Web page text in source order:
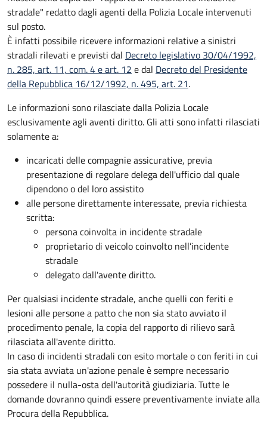
stradale" redatto dagli agenti della Polizia Locale intervenuti
sul posto.
È infatti possibile ricevere informazioni relative a sinistri
stradali rilevati e previsti dal Decreto legislativo 30/04/1992,
n. 285, art. 11, com. 4 e art. 12 e dal Decreto del Presidente
della Repubblica 16/12/1992, n. 495, art. 21.
Le informazioni sono rilasciate dalla Polizia Locale
esclusivamente agli aventi diritto. Gli atti sono infatti rilasciati
solamente a:
incaricati delle compagnie assicurative, previa
presentazione di regolare delega dell'ufficio dal quale
dipendono o del loro assistito
alle persone direttamente interessate, previa richiesta
scritta:
persona coinvolta in incidente stradale
proprietario di veicolo coinvolto nell’incidente
stradale
delegato dall'avente diritto.
Per qualsiasi incidente stradale, anche quelli con feriti e
lesioni alle persone a patto che non sia stato avviato il
procedimento penale, la copia del rapporto di rilievo sarà
rilasciata all'avente diritto.
In caso di incidenti stradali con esito mortale o con feriti in cui
sia stata avviata un'azione penaleè sempre necessario
possedere il nulla-osta dell'autorità giudiziaria. Tutte le
domande dovranno quindi essere preventivamente inviate alla
Procura della Repubblica.